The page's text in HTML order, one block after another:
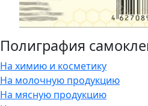
Полиграфия
На химию и косметику
На молочную продукцию
На мясную продукцию